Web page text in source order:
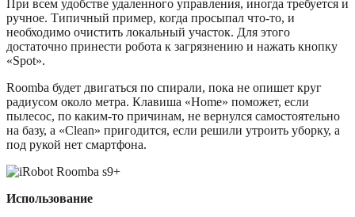
При всем удобстве удаленного управления, иногда требуется и
ручное. Типичный пример, когда просыпал что-то, и
необходимо очистить локальный участок. Для этого
достаточно принести робота к загрязнению и нажать кнопку
«Spot».
Roomba будет двигаться по спирали, пока не опишет круг
радиусом около метра. Клавиша «Home» поможет, если
пылесос, по каким-то причинам, не вернулся самостоятельно
на базу, а «Clean» пригодится, если решили утроить уборку, а
под рукой нет смартфона.
Использование